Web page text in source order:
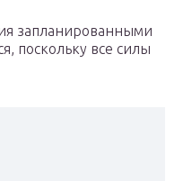
запланированными
поскольку все силы